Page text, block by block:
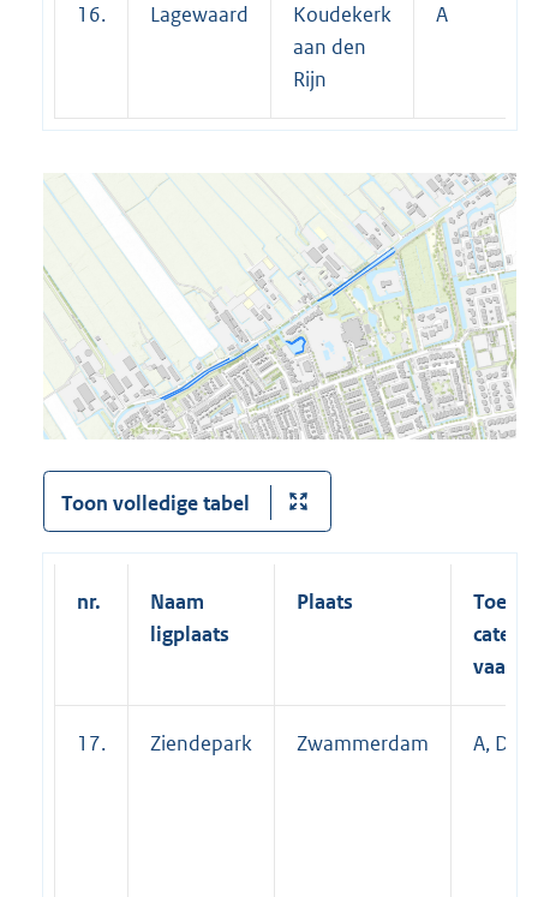
16. Lagewaard
Koudekerk
aan den
Rijn
A
Toon volledige tabel
nr.
Naam
ligplaats
Plaats
17. Ziendepark Zwammerdam A, D